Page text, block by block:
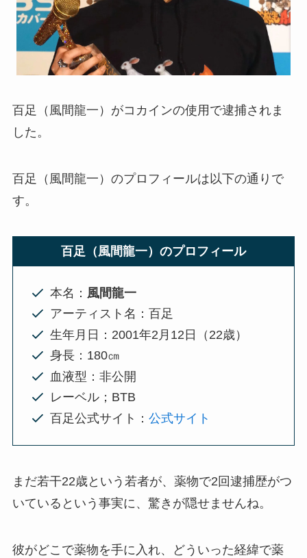
百足（風間龍一）がコカインの使用で逮捕されま
した。
百足（風間龍一）のプロフィールは以下の通りで
す。
百足（風間龍一）のプロフィール
本名： 風間龍一
アーティスト名：百足
生年月日：2001年2月12日（22歳）
身長：180㎝
血液型：非公開
レーベル；BTB
百足公式サイト： 公式サイト
まだ若干22歳という若者が、薬物で2回逮捕歴がつ
いているという事実に、驚きが隠せませんね。
彼がどこで薬物を手に入れ、どういった経緯で薬